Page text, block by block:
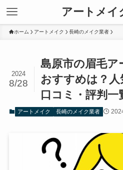
アートメイ
ホーム アートメイク 長崎のメイク業者
島原市の眉毛
おすすめは？
口コミ・評判一
2024
8/28
アートメイク 長崎のメイク業者